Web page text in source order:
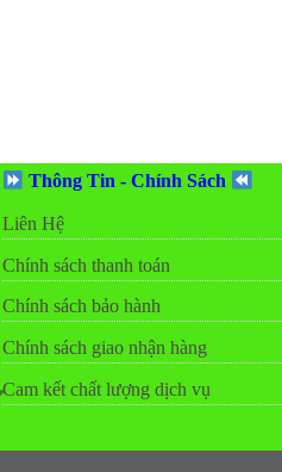
Thông Tin - Chính Sách
Liên Hệ
Chính sách thanh toán
Chính sách bảo hành
Chính sách giao nhận hàng
Cam kết chất lượng dịch vụ